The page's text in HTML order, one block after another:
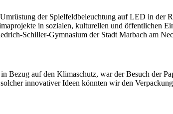
der Spielfeldbeleuchtung auf LED in der
in sozialen, kulturellen und öffentlichen
Schiller-Gymnasium der Stadt Marbach am
Bezug auf den Klimaschutz, war der Besuch der
innovativer Ideen könnten wir den